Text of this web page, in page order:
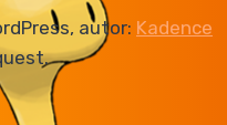
autor: Kadence